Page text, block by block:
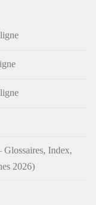
Glossaires, Index,
2026)